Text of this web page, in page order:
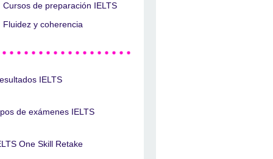
Cursos de preparación IELTS
Fluidez y coherencia
IELTS
de exámenes IELTS
One Skill Retake